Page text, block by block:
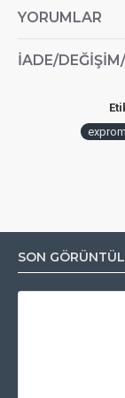
YORUMLAR
İADE/
SON